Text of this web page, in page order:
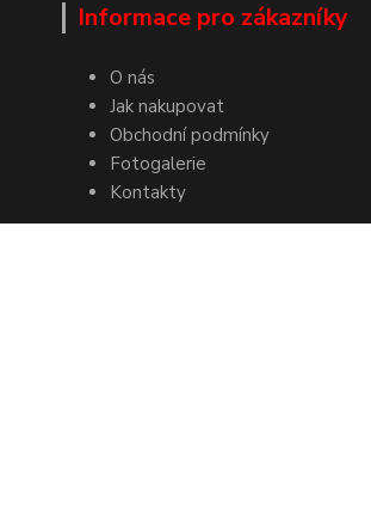
Informace pro zákazníky
O nás
Jak nakupovat
Obchodní podmínky
Fotogalerie
Kontakty